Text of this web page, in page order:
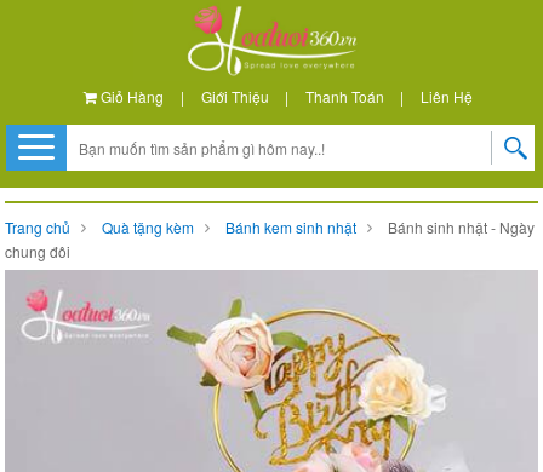
Giỏ Hàng | Giới Thiệu | Thanh Toán | Liên Hệ
Trang chủ Quà tặng kèm Bánh kem sinh nhật
Bánh sinh nhật - Ngày
chung đôi